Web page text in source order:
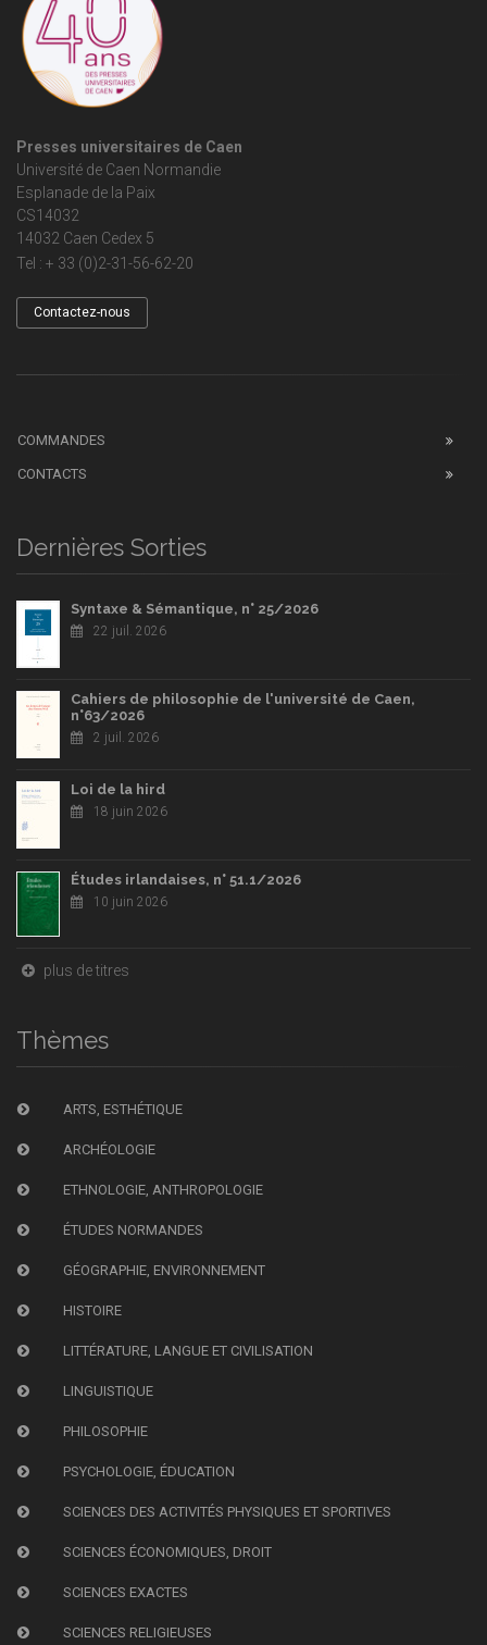
Presses universitaires de Caen
Université de Caen Normandie
Esplanade de la Paix
CS14032
14032 Caen Cedex 5
Tel : + 33 (0)2-31-56-62-20
Contactez-nous
COMMANDES
CONTACTS
Dernières Sorties
Syntaxe & Sémantique, n° 25/2026
22 juil. 2026
Cahiers de philosophie de l'université de Caen,
n°63/2026
2 juil. 2026
Loi de la hird
18 juin 2026
Études irlandaises, n° 51.1/2026
10 juin 2026
plus de titres
Thèmes
ARTS, ESTHÉTIQUE
ARCHÉOLOGIE
ETHNOLOGIE, ANTHROPOLOGIE
ÉTUDES NORMANDES
GÉOGRAPHIE, ENVIRONNEMENT
HISTOIRE
LITTÉRATURE, LANGUE ET CIVILISATION
LINGUISTIQUE
PHILOSOPHIE
PSYCHOLOGIE, ÉDUCATION
SCIENCES DES ACTIVITÉS PHYSIQUES ET SPORTIVES
SCIENCES ÉCONOMIQUES, DROIT
SCIENCES EXACTES
SCIENCES RELIGIEUSES